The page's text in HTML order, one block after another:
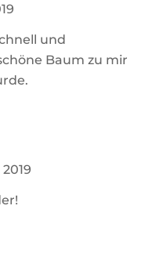
und
Baum zu mir